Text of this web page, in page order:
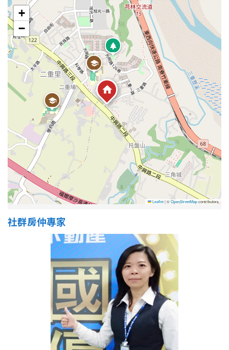
屋齡
不拘
5 年以下
5-10 年 10-20 年
20-30 年 30-40 年
40 年以上
售價
+
−
Leaflet|©OpenStreetMapcontributors
社群房仲專家